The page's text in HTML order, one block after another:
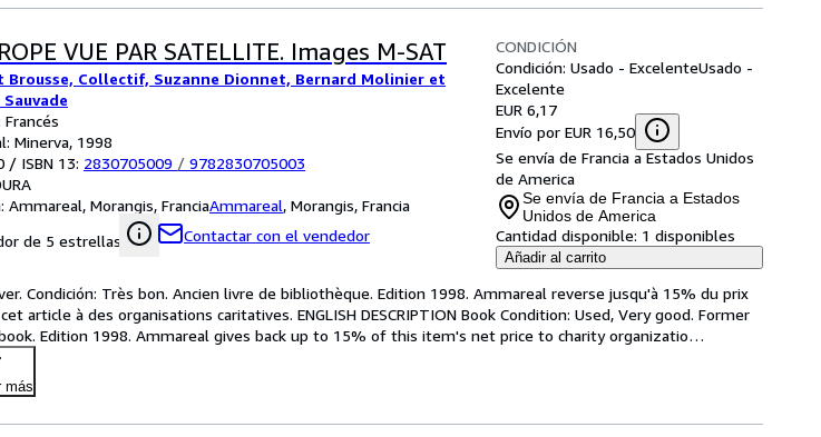
VUE PAR SATELLITE. Images M-SAT
Brousse, Collectif, Suzanne Dionnet, Bernard Molinier et
Francés
Minerva, 1998
/ ISBN 13: 2830705009 / 9782830705003
Ammareal, Morangis, FranciaAmmareal, Morangis, Francia
de 5 estrellas
Contactar con el vendedor
CONDICIÓN
Condición: Usado - ExcelenteUsado -
Excelente
EUR 6,17
Envío por EUR 16,50
Se envía de Francia a Estados Unidos
de America
Se envía de Francia a Estados
Unidos de America
Cantidad disponible: 1 disponibles
Añadir al carrito
Condición: Très bon. Ancien livre de bibliothèque. Edition 1998. Ammareal reverse jusqu'à 15% du prix
article à des organisations caritatives. ENGLISH DESCRIPTION Book Condition: Used, Very good. Former
Edition 1998. Ammareal gives back up to 15% of this item's net price to charity organizatio…
más